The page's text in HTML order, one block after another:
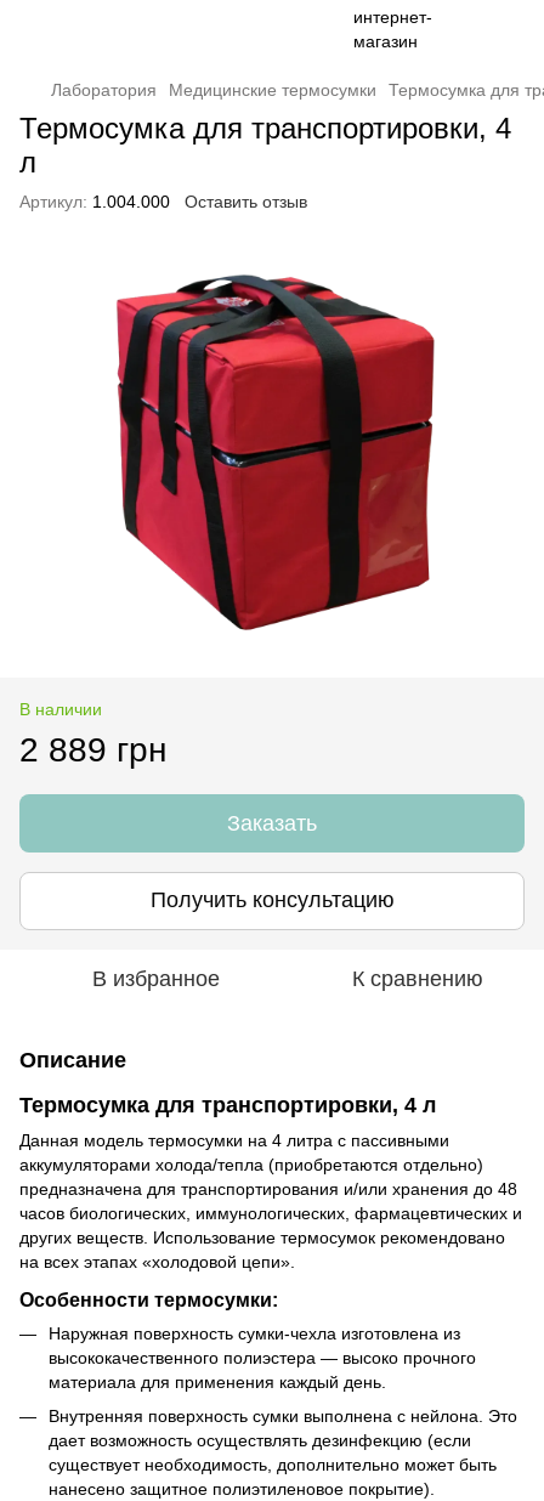
Лаборатория Медицинские термосумки Термосумка для
Термосумка для транспортировки, 4
л
Артикул: 1.004.000 Оставить отзыв
В наличии
2 889 грн
Заказать
Получить консультацию
В избранное К сравнению
Описание
Термосумка для транспортировки, 4 л
Данная модель термосумки на 4 литра с пассивными
аккумуляторами холода/тепла (приобретаются отдельно)
предназначена для транспортирования и/или хранения до 48
часов биологических, иммунологических, фармацевтических и
других веществ. Использование термосумок рекомендовано
на всех этапах «холодовой цепи».
Особенности термосумки:
Наружная поверхность сумки-чехла изготовлена из
высококачественного полиэстера — высоко прочного
материала для применения каждый день.
Внутренняя поверхность сумки выполнена с нейлона. Это
дает возможность осуществлять дезинфекцию (если
существует необходимость, дополнительно может быть
нанесено защитное полиэтиленовое покрытие).